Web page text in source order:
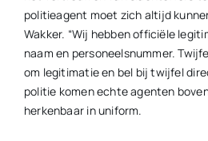
politieagent moet zich altijd
Wakker. “Wij hebben officiële
naam en personeelsnummer.
om legitimatie en bel bij twijfel
politie komen echte agenten
herkenbaar in uniform.